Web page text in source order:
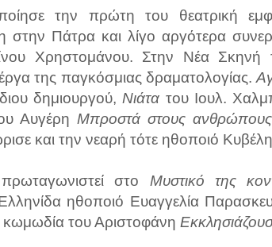
την πρώτη του θεατρική
στην Πάτρα και λίγο αργότερα
Χρηστομάνου. Στην Νέα Σκηνή
της παγκόσμιας δραματολογίας.
δημιουργού, Νιάτα του Ιουλ.
Αυγέρη Μπροστά στους ανθρώπους
και την νεαρή τότε ηθοποιό
στο Μυστικό της
ηθοποιό Ευαγγελία
του Αριστοφάνη